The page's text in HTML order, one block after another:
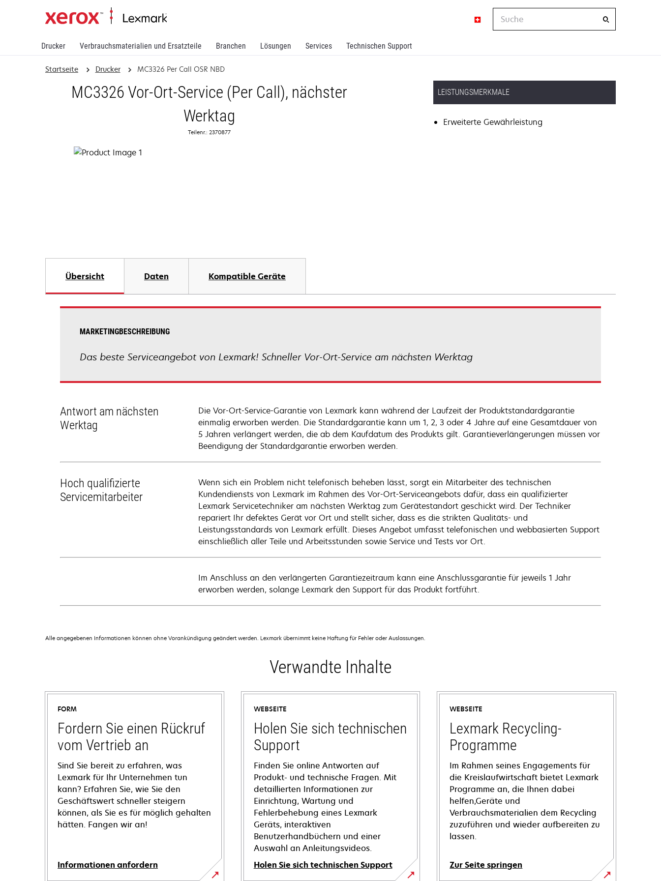
Drucker Verbrauchsmaterialien und Ersatzteile Branchen Lösungen Services Technischen Support
Suche
Startseite Drucker MC3326 Per Call OSR NBD
MC3326 Vor-Ort-Service (Per Call), nächster
Werktag
Teilenr.: 2370877
LEISTUNGSMERKMALE
Erweiterte Gewährleistung
Übersicht Daten Kompatible Geräte
MARKETINGBESCHREIBUNG
Das beste Serviceangebot von Lexmark! Schneller Vor-Ort-Service am nächsten Werktag
Antwort am nächsten
Werktag
Die Vor-Ort-Service-Garantie von Lexmark kann während der Laufzeit der Produktstandardgarantie
einmalig erworben werden. Die Standardgarantie kann um 1, 2, 3 oder 4 Jahre auf eine Gesamtdauer von
5 Jahren verlängert werden, die ab dem Kaufdatum des Produkts gilt. Garantieverlängerungen müssen vor
Beendigung der Standardgarantie erworben werden.
Hoch qualifizierte
Servicemitarbeiter
Wenn sich ein Problem nicht telefonisch beheben lässt, sorgt ein Mitarbeiter des technischen
Kundendiensts von Lexmark im Rahmen des Vor-Ort-Serviceangebots dafür, dass ein qualifizierter
Lexmark Servicetechniker am nächsten Werktag zum Gerätestandort geschickt wird. Der Techniker
repariert Ihr defektes Gerät vor Ort und stellt sicher, dass es die strikten Qualitäts- und
Leistungsstandards von Lexmark erfüllt. Dieses Angebot umfasst telefonischen und webbasierten Support
einschließlich aller Teile und Arbeitsstunden sowie Service und Tests vor Ort.
Im Anschluss an den verlängerten Garantiezeitraum kann eine Anschlussgarantie für jeweils 1 Jahr
erworben werden, solange Lexmark den Support für das Produkt fortführt.
Alle angegebenen Informationen können ohne Vorankündigung geändert werden. Lexmark übernimmt keine Haftung für Fehler oder Auslassungen.
Verwandte Inhalte
FORM
Fordern Sie einen Rückruf
vom Vertrieb an
Sind Sie bereit zu erfahren, was
Lexmark für Ihr Unternehmen tun
kann? Erfahren Sie, wie Sie den
Geschäftswert schneller steigern
können, als Sie es für möglich gehalten
hätten. Fangen wir an!
Informationen anfordern
WEBSEITE
Holen Sie sich technischen
Support
Finden Sie online Antworten auf
Produkt- und technische Fragen. Mit
detaillierten Informationen zur
Einrichtung, Wartung und
Fehlerbehebung eines Lexmark
Geräts, interaktiven
Benutzerhandbüchern und einer
Auswahl an Anleitungsvideos.
Holen Sie sich technischen Support
WEBSEITE
Lexmark Recycling-
Programme
Im Rahmen seines Engagements für
die Kreislaufwirtschaft bietet Lexmark
Programme an, die Ihnen dabei
helfen,Geräte und
Verbrauchsmaterialien dem Recycling
zuzuführen und wieder aufbereiten zu
lassen.
Zur Seite springen